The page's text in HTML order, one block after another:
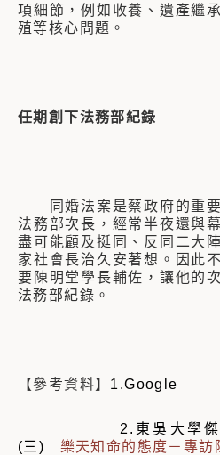
項細節，例如收養、遺產繼
殖等核心問題。
任期創下法務部紀錄
同婚法案是蔡政府的重要
法務部次長，經常半夜還與
盡可能顧及挺同、反同二大
家社會長治久安著想。因此
要陳明堂學長輔佐，讓他的
法務部紀錄。
【參考資料】 1.Google
2.東吳大學傑出校
(三) 樂天知命的態度－專訪